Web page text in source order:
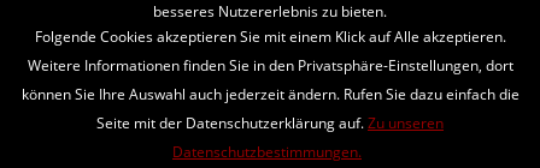
aforst.com - Ihr Fachhändler für Patura Weide- und Stalltechnik,
Weidezäune, Euronetze, electra Weidezaungeräte. 24 Stunden online
bestellen. Beratung vom Fachmann per Telefon und Email. Kaufen Sie
Weidezaungeräte, Zaunpfähle, Heuraufen, Panels, Fressgitter,
Tränkebecken, Windschutznetze, Schafhorden, Schafnetze...
besseres Nutzererlebnis zu bieten.
Folgende Cookies akzeptieren Sie mit einem Klick auf Alle akzeptieren.
Weitere Informationen finden Sie in den Privatsphäre-Einstellungen, dort
können Sie Ihre Auswahl auch jederzeit ändern. Rufen Sie dazu einfach die
Seite mit der Datenschutzerklärung auf.Zu unseren
Datenschutzbestimmungen.